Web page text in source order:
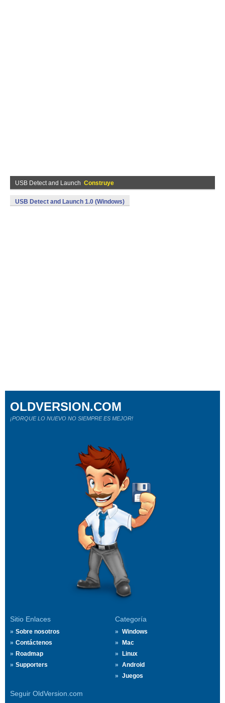
USB Detect and Launch Construye
USB Detect and Launch 1.0 (Windows)
Sitio Enlaces
Sobre nosotros
Contáctenos
Roadmap
Supporters
Categoría
Windows
Mac
Linux
Android
Juegos
Seguir OldVersion.com
OLDVERSION.COM
¡PORQUE LO NUEVO NO SIEMPRE ES MEJOR!